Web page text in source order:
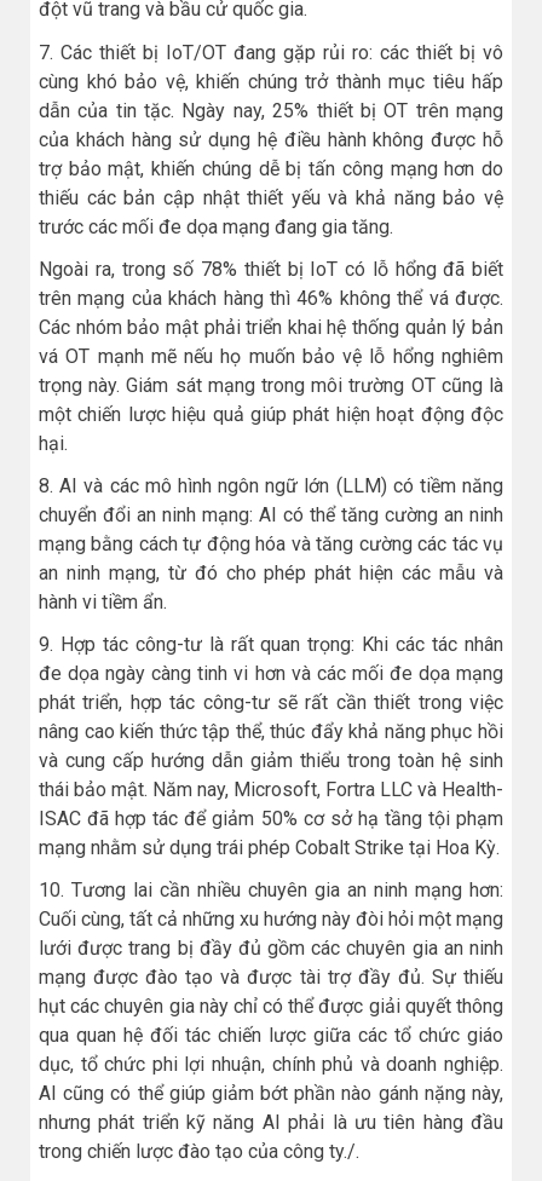
đột vũ trang và bầu cử quốc gia.
7. Các thiết bị IoT/OT đang gặp rủi ro: các thiết bị vô
cùng khó bảo vệ, khiến chúng trở thành mục tiêu hấp
dẫn của tin tặc. Ngày nay, 25% thiết bị OT trên mạng
của khách hàng sử dụng hệ điều hành không được hỗ
trợ bảo mật, khiến chúng dễ bị tấn công mạng hơn do
thiếu các bản cập nhật thiết yếu và khả năng bảo vệ
trước các mối đe dọa mạng đang gia tăng.
Ngoài ra, trong số 78% thiết bị IoT có lỗ hổng đã biết
trên mạng của khách hàng thì 46% không thể vá được.
Các nhóm bảo mật phải triển khai hệ thống quản lý bản
vá OT mạnh mẽ nếu họ muốn bảo vệ lỗ hổng nghiêm
trọng này. Giám sát mạng trong môi trường OT cũng là
một chiến lược hiệu quả giúp phát hiện hoạt động độc
hại.
8. AI và các mô hình ngôn ngữ lớn (LLM) có tiềm năng
chuyển đổi an ninh mạng: AI có thể tăng cường an ninh
mạng bằng cách tự động hóa và tăng cường các tác vụ
an ninh mạng, từ đó cho phép phát hiện các mẫu và
hành vi tiềm ẩn.
9. Hợp tác công-tư là rất quan trọng: Khi các tác nhân
đe dọa ngày càng tinh vi hơn và các mối đe dọa mạng
phát triển, hợp tác công-tư sẽ rất cần thiết trong việc
nâng cao kiến thức tập thể, thúc đẩy khả năng phục hồi
và cung cấp hướng dẫn giảm thiểu trong toàn hệ sinh
thái bảo mật. Năm nay, Microsoft, Fortra LLC và Health-
ISAC đã hợp tác để giảm 50% cơ sở hạ tầng tội phạm
mạng nhằm sử dụng trái phép Cobalt Strike tại Hoa Kỳ.
10. Tương lai cần nhiều chuyên gia an ninh mạng hơn:
Cuối cùng, tất cả những xu hướng này đòi hỏi một mạng
lưới được trang bị đầy đủ gồm các chuyên gia an ninh
mạng được đào tạo và được tài trợ đầy đủ. Sự thiếu
hụt các chuyên gia này chỉ có thể được giải quyết thông
qua quan hệ đối tác chiến lược giữa các tổ chức giáo
dục, tổ chức phi lợi nhuận, chính phủ và doanh nghiệp.
AI cũng có thể giúp giảm bớt phần nào gánh nặng này,
nhưng phát triển kỹ năng AI phải là ưu tiên hàng đầu
trong chiến lược đào tạo của công ty./.